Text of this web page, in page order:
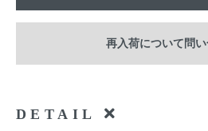
再入荷について問
DETAIL